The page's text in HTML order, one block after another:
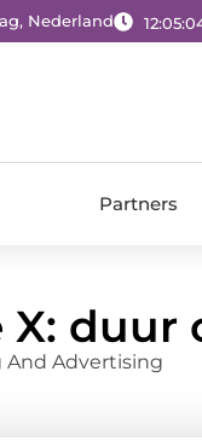
Nederland
Partners
X: duur
And Advertising